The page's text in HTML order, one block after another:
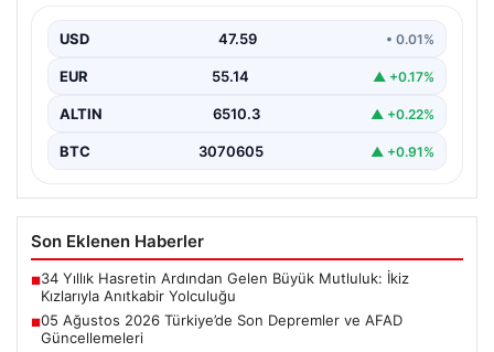
05 Ağustos 2026 tarihinde gerçekleşen depremlerle
ilgili son…
USD 47.59 • 0.01%
EUR 55.14 ▲ +0.17%
ALTIN 6510.3 ▲ +0.22%
BTC 3070605 ▲ +0.91%
Son Eklenen Haberler
■34 Yıllık Hasretin Ardından Gelen Büyük Mutluluk: İkiz
Kızlarıyla Anıtkabir Yolculuğu
■05 Ağustos 2026 Türkiye’de Son Depremler ve AFAD
Güncellemeleri